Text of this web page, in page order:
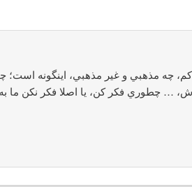
چه مذهبي و غير مذهبي، اينگونه است؛
… چطوري فكر كن، يا اصلا فكر نكن ما